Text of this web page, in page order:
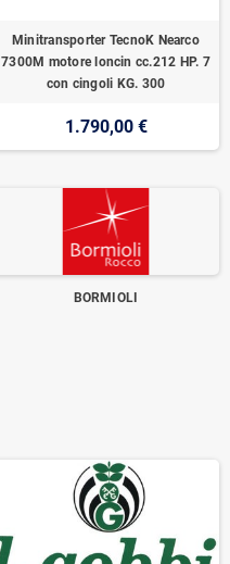
Minitransporter TecnoK Nearco
7300M motore loncin cc.212 HP. 7
con cingoli KG. 300
1.790,00 €
BORMIOLI